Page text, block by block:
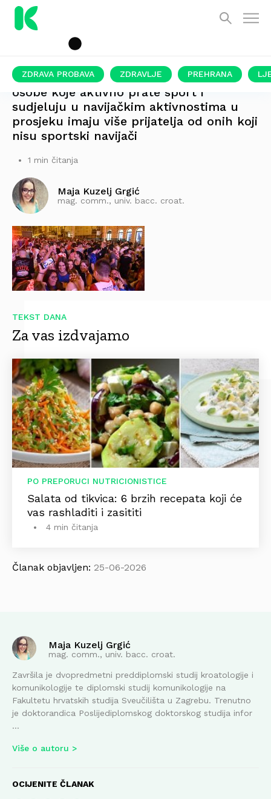
ZDRAVA PROBAVA ZDRAVLJE PREHRANA
osobe koje aktivno prate sport i
sudjeluju u navijačkim aktivnostima u
prosjeku imaju više prijatelja od onih koji
nisu sportski navijači
1 min čitanja
Maja Kuzelj Grgić
mag. comm., univ. bacc. croat.
TEKST DANA
Za vas izdvajamo
PO PREPORUCI NUTRICIONISTICE
Salata od tikvica: 6 brzih recepata koji će
vas rashladiti i zasititi
4 min čitanja
Članak objavljen: 25-06-2026
Maja Kuzelj Grgić
mag. comm., univ. bacc. croat.
Završila je dvopredmetni preddiplomski studij kroatologije i
komunikologije te diplomski studij komunikologije na
Fakultetu hrvatskih studija Sveučilišta u Zagrebu. Trenutno
je doktorandica Poslijediplomskog doktorskog studija infor
...
Više o autoru
OCIJENITE ČLANAK